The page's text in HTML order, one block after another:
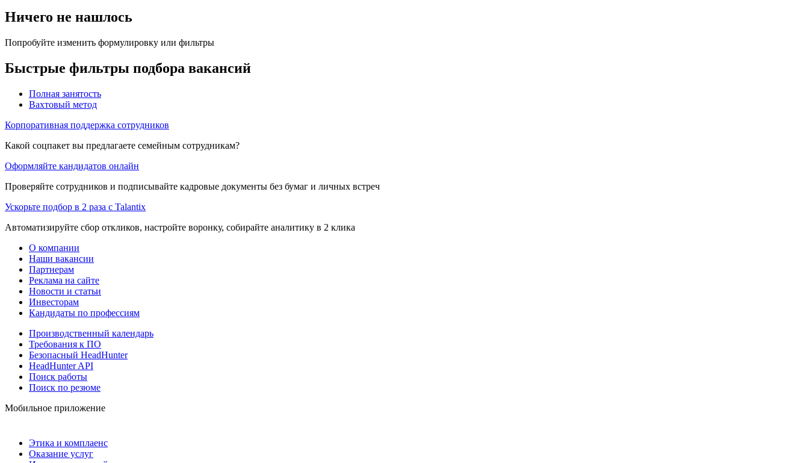
Ничего не нашлось
Попробуйте изменить формулировку или фильтры
Быстрые фильтры подбора вакансий
Полная занятость
Вахтовый метод
Корпоративная поддержка сотрудников
Какой соцпакет вы предлагаете семейным сотрудникам?
Оформляйте кандидатов онлайн
Проверяйте сотрудников и подписывайте кадровые документы без бумаг и личных встреч
Ускорьте подбор в 2 раза с Talantix
Автоматизируйте сбор откликов, настройте воронку, собирайте аналитику в 2 клика
О компании
Наши вакансии
Партнерам
Реклама на сайте
Новости и статьи
Инвесторам
Кандидаты по профессиям
Производственный календарь
Требования к ПО
Безопасный HeadHunter
HeadHunter API
Поиск работы
Поиск по резюме
Мобильное приложение
Этика и комплаенс
Оказание услуг